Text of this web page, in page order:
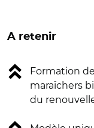
A retenir
Formation
maraîchers
du